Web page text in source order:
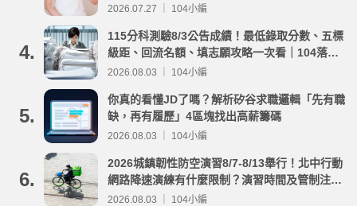
2026.07.27 ｜ 104小編
4.
115分科測驗8/3公告成績！最低錄取分數、五標
級距、回流名額、填志願攻略一次看｜104落點
分析
2026.08.03 ｜ 104小編
5.
你真的看懂JD了嗎？解析矽谷求職邏輯「先有職
缺，再有履歷」4區塊找出高薪籌碼
2026.08.03 ｜ 104小編
6.
2026城鎮韌性防空演習8/7-8/13舉行！北中行動
網路降速演練有什麼限制？演習時間及管制注意
事項整理
2026.08.03 ｜ 104小編